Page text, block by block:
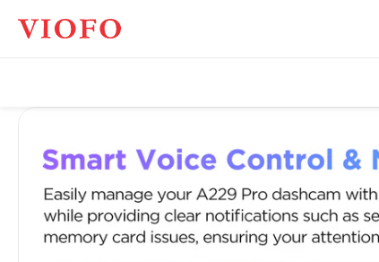
Viofo
Việt
Nam